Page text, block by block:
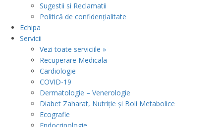
Sugestii si Reclamatii
Politică de confidențialitate
Echipa
Servicii
Vezi toate serviciile »
Recuperare Medicala
Cardiologie
COVID-19
Dermatologie – Venerologie
Diabet Zaharat, Nutriție și Boli Metabolice
Ecografie